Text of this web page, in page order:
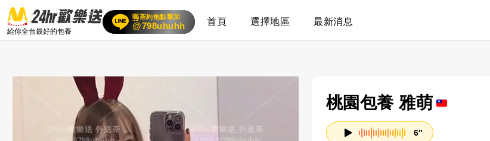
給你全台最好的包養
喝茶約炮點擊加
賴
24小時客服在線
@798uhuhh 首頁 選擇地區 最新消息
桃園包養 雅萌
6"